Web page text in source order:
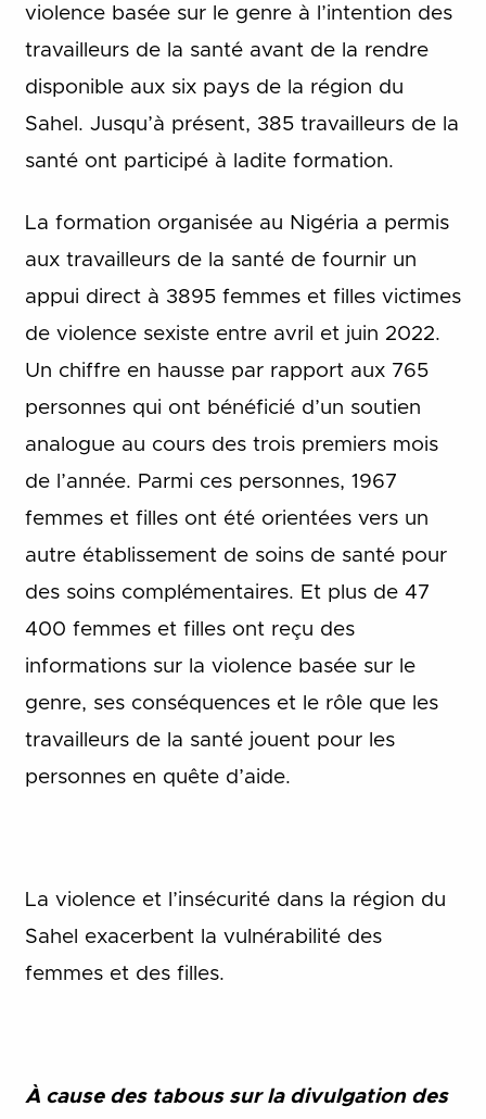
violence basée sur le genre à l’intention des
travailleurs de la santé avant de la rendre
disponible aux six pays de la région du
Sahel. Jusqu’à présent, 385 travailleurs de la
santé ont participé à ladite formation.
La formation organisée au Nigéria a permis
aux travailleurs de la santé de fournir un
appui direct à 3895 femmes et filles victimes
de violence sexiste entre avril et juin 2022.
Un chiffre en hausse par rapport aux 765
personnes qui ont bénéficié d’un soutien
analogue au cours des trois premiers mois
de l’année. Parmi ces personnes, 1967
femmes et filles ont été orientées vers un
autre établissement de soins de santé pour
des soins complémentaires. Et plus de 47
400 femmes et filles ont reçu des
informations sur la violence basée sur le
genre, ses conséquences et le rôle que les
travailleurs de la santé jouent pour les
personnes en quête d’aide.
La violence et l’insécurité dans la région du
Sahel exacerbent la vulnérabilité des
femmes et des filles.
À cause des tabous sur la divulgation des